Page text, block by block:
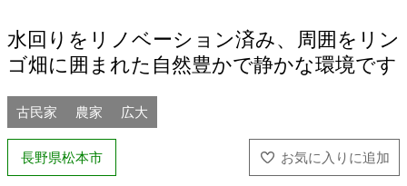
水回りをリノベーション済み、周囲をリン
ゴ畑に囲まれた自然豊かで静かな環境です
古民家 農家 広大
長野県松本市